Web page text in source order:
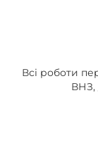
Всі роботи
ВНЗ,